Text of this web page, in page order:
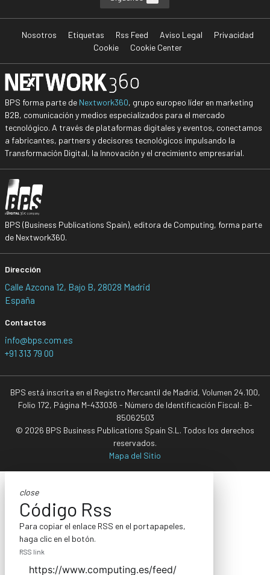
Nosotros Etiquetas Rss Feed Aviso Legal
Privacidad
Cookie
Cookie Center
BPS forma parte de Nextwork360, grupo europeo líder en marketing
B2B, comunicación y medios especializados para el mercado
tecnológico. A través de plataformas digitales y eventos, conectamos
a fabricantes, partners y decisores tecnológicos impulsando la
Transformación Digital, la Innovación y el crecimiento empresarial.
BPS (Business Publications Spain), editora de Computing, forma parte
de Nextwork360.
Dirección
Calle Azcona 12, Bajo B, 28028 Madrid
España
Contactos
info@bps.com.es
+91 313 79 00
BPS está inscrita en el Registro Mercantil de Madrid, Volumen 24.100,
Folio 172, Página M-433036 - Número de Identificación Fiscal: B-
85062503
© 2026 BPS Business Publications Spain S.L. Todos los derechos
reservados.
Mapa del Sitio
close
Código Rss
Para copiar el enlace RSS en el portapapeles,
haga clic en el botón.
RSS link